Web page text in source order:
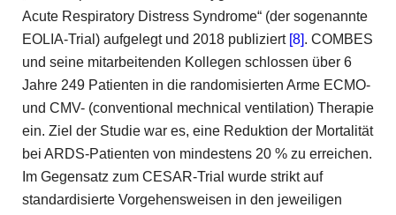
Acute Respiratory Distress Syndrome“ (der sogenannte
EOLIA-Trial) aufgelegt und 2018 publiziert [8]. COMBES
und seine mitarbeitenden Kollegen schlossen über 6
Jahre 249 ­Patienten in die randomisierten Arme ECMO-
und CMV- (conventional mechnical ventilation) Therapie
ein. Ziel der Studie war es, eine Reduktion der Mortalität
bei ARDS-Patienten von mindestens 20 % zu erreichen.
Im Gegensatz zum CESAR-Trial wurde strikt auf
standardisierte Vorgehensweisen in den jeweiligen